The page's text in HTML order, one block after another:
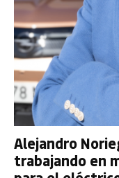
Alejandro
trabajando en